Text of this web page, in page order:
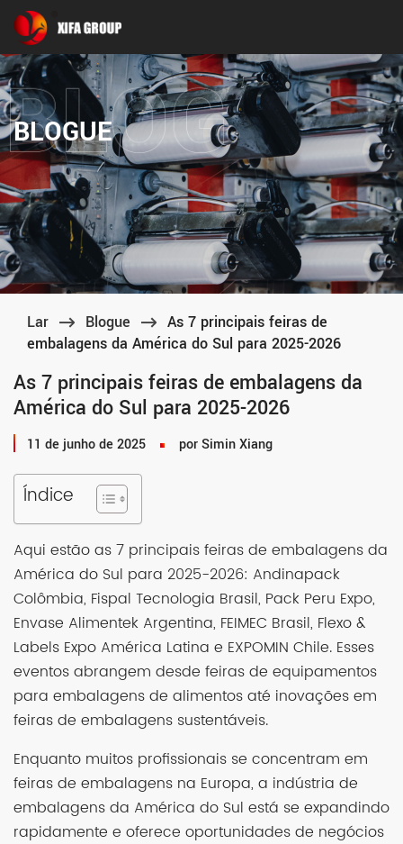
BLOGUE
Lar Blogue
As 7 principais feiras de
embalagens da América do Sul para 2025-2026
As 7 principais feiras de embalagens da
América do Sul para 2025-2026
11 de junho de 2025 por Simin Xiang
Índice
Aqui estão as 7 principais feiras de embalagens da
América do Sul para 2025-2026: Andinapack
Colômbia, Fispal Tecnologia Brasil, Pack Peru Expo,
Envase Alimentek Argentina, FEIMEC Brasil, Flexo &
Labels Expo América Latina e EXPOMIN Chile. Esses
eventos abrangem desde feiras de equipamentos
para embalagens de alimentos até inovações em
feiras de embalagens sustentáveis.
Enquanto muitos profissionais se concentram em
feiras de embalagens na Europa, a indústria de
embalagens da América do Sul está se expandindo
rapidamente e oferece oportunidades de negócios